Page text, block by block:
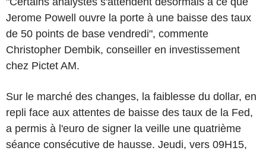
Jerome Powell ouvre la porte à une baisse des taux
de 50 points de base vendredi", commente
Christopher Dembik, conseiller en investissement
chez Pictet AM.
Sur le marché des changes, la faiblesse du dollar, en
repli face aux attentes de baisse des taux de la Fed,
a permis à l'euro de signer la veille une quatrième
séance consécutive de hausse. Jeudi, vers 09H15,